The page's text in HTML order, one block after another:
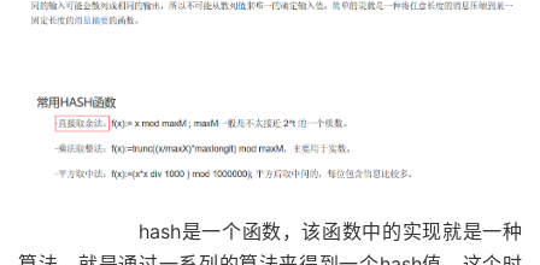
hash是一个函数，该函数中的实现就是一种